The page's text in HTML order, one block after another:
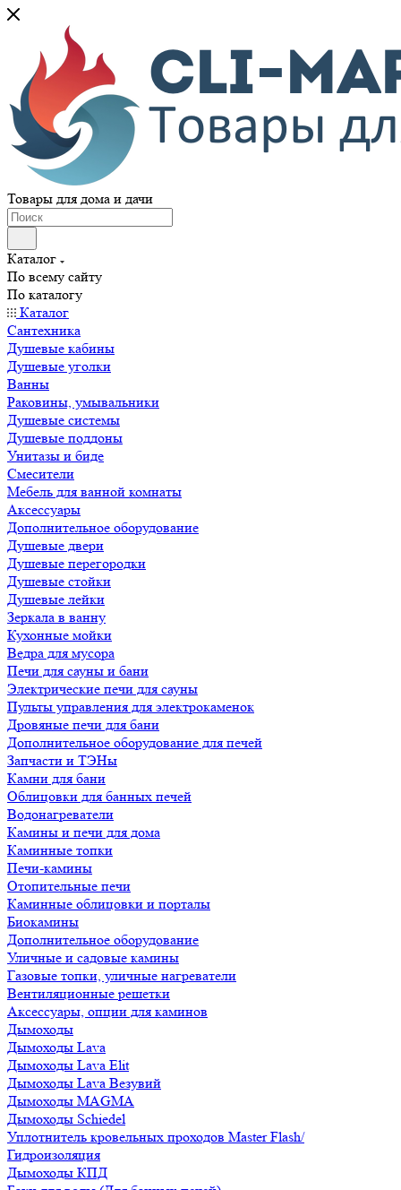
Товары для дома и дачи
Каталог
По всему сайту
По каталогу
Каталог
Сантехника
Душевые кабины
Душевые уголки
Ванны
Раковины, умывальники
Душевые системы
Душевые поддоны
Унитазы и биде
Смесители
Мебель для ванной комнаты
Аксессуары
Дополнительное оборудование
Душевые двери
Душевые перегородки
Душевые стойки
Душевые лейки
Зеркала в ванну
Кухонные мойки
Ведра для мусора
Печи для сауны и бани
Электрические печи для сауны
Пульты управления для электрокаменок
Дровяные печи для бани
Дополнительное оборудование для печей
Запчасти и ТЭНы
Камни для бани
Облицовки для банных печей
Водонагреватели
Камины и печи для дома
Каминные топки
Печи-камины
Отопительные печи
Каминные облицовки и порталы
Биокамины
Дополнительное оборудование
Уличные и садовые камины
Газовые топки, уличные нагреватели
Вентиляционные решетки
Аксессуары, опции для каминов
Дымоходы
Дымоходы Lava
Дымоходы Lava Elit
Дымоходы Lava Везувий
Дымоходы MAGMA
Дымоходы Schiedel
Уплотнитель кровельных проходов Master Flash/
Гидроизоляция
Дымоходы КПД